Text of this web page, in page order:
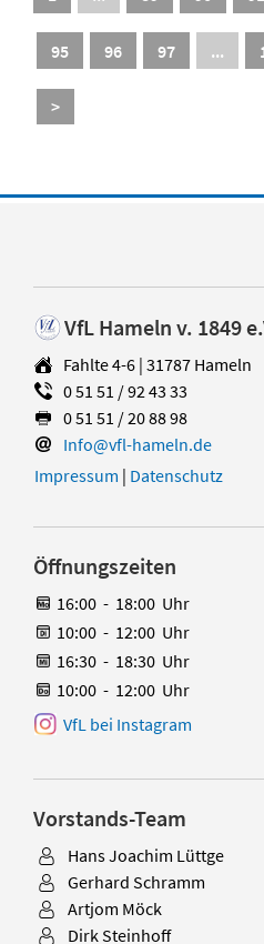
95 96 97 ...
>
VfL Hameln v. 1849
Fahlte 4-6 | 31787 Hameln
0 51 51 / 92 43 33
0 51 51 / 20 88 98
Info@vfl-hameln.de
Impressum | Datenschutz
Öffnungszeiten
16:00 - 18:00 Uhr
10:00 - 12:00 Uhr
16:30 - 18:30 Uhr
10:00 - 12:00 Uhr
VfL bei Instagram
Vorstands-Team
Hans Joachim Lüttge
Gerhard Schramm
Artjom Möck
Dirk Steinhoff